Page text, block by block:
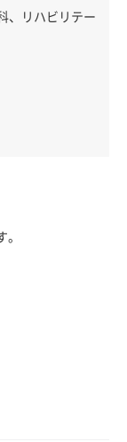
、リハビリテー
。